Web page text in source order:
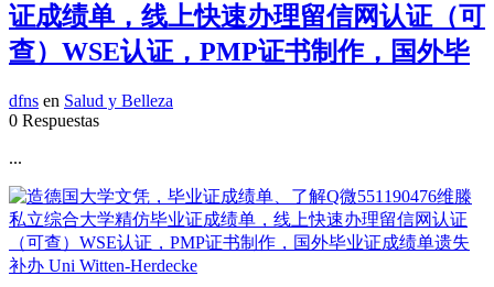
证成绩单，线上快速办理留信网认证（可
查）WSE认证，PMP证书制作，国外毕
dfns en Salud y Belleza
0 Respuestas
...